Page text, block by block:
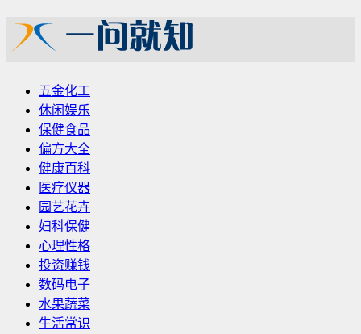
五金化工
休闲娱乐
保健食品
偏方大全
健康百科
医疗仪器
园艺花卉
妇科保健
心理性格
投资赚钱
数码电子
水果蔬菜
生活常识